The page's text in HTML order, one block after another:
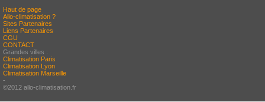
Haut de page
Allo-climatisation ?
Sites Partenaires
Liens Partenaires
CGU
CONTACT
Grandes villes :
Climatisation Paris
Climatisation Lyon
Climatisation Marseille
-
©2012 allo-climatisation.fr